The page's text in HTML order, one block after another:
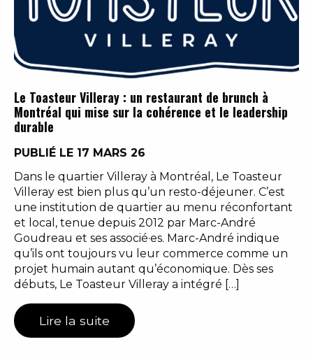
Le Toasteur Villeray : un restaurant de brunch à
Montréal qui mise sur la cohérence et le leadership
durable
PUBLIÉ LE 17 MARS 26
Dans le quartier Villeray à Montréal, Le Toasteur
Villeray est bien plus qu’un resto-déjeuner. C’est
une institution de quartier au menu réconfortant
et local, tenue depuis 2012 par Marc-André
Goudreau et ses associé·es. Marc-André indique
qu’ils ont toujours vu leur commerce comme un
projet humain autant qu’économique. Dès ses
débuts, Le Toasteur Villeray a intégré […]
Lire la suite